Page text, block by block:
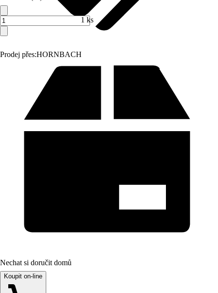
Prodej přes:HORNBACH
1 ks
Nechat si doručit domů
Koupit on-line